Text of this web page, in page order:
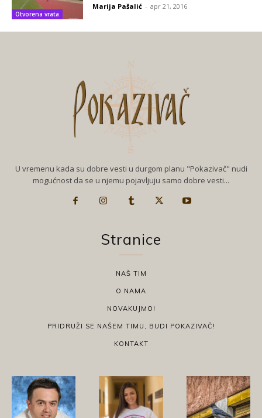
Otvorena vrata
Marija Pašalić - apr 21, 2016
U vremenu kada su dobre vesti u durgom planu "Pokazivač" nudi
mogućnost da se u njemu pojavljuju samo dobre vesti...
Stranice
NAŠ TIM
O NAMA
NOVAKUJMO!
PRIDRUŽI SE NAŠEM TIMU, BUDI POKAZIVAČ!
KONTAKT